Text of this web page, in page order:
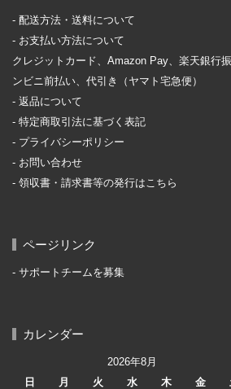
配送方法・送料について
お支払い方法について
クレジットカード、Amazon Pay、楽天銀行
ンビニ前払い、代引き（ヤマト宅急便）
返品について
特定商取引法に基づく表記
プライバシーポリシー
お問い合わせ
領収書・請求書等の発行はこちら
ページリンク
サポートチームを募集
カレンダー
2026年8月
日
月 火 水 木 金